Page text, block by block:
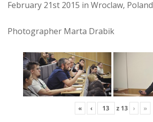
February 21st 2015 in Wroclaw, Poland
Photographer Marta Drabik
« ‹ z 13 › »